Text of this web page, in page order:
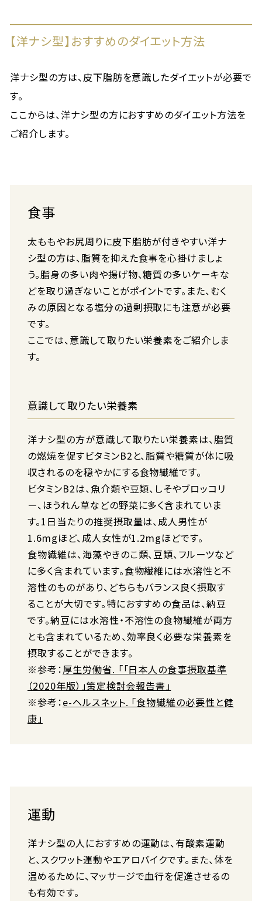
【洋ナシ型】おすすめのダイエット方法
洋ナシ型の方は、皮下脂肪を意識したダイエットが必要で
す。
ここからは、洋ナシ型の方におすすめのダイエット方法を
ご紹介します。
食事
太ももやお尻周りに皮下脂肪が付きやすい洋ナ
シ型の方は、脂質を抑えた食事を心掛けましょ
う。脂身の多い肉や揚げ物、糖質の多いケーキな
どを取り過ぎないことがポイントです。また、むく
みの原因となる塩分の過剰摂取にも注意が必要
です。
ここでは、意識して取りたい栄養素をご紹介しま
す。
意識して取りたい栄養素
洋ナシ型の方が意識して取りたい栄養素は、脂質
の燃焼を促すビタミンB2と、脂質や糖質が体に吸
収されるのを穏やかにする食物繊維です。
ビタミンB2は、魚介類や豆類、しそやブロッコリ
ー、ほうれん草などの野菜に多く含まれていま
す。1日当たりの推奨摂取量は、成人男性が
1.6mgほど、成人女性が1.2mgほどです。
食物繊維は、海藻やきのこ類、豆類、フルーツなど
に多く含まれています。食物繊維には水溶性と不
溶性のものがあり、どちらもバランス良く摂取す
ることが大切です。特におすすめの食品は、納豆
です。納豆には水溶性・不溶性の食物繊維が両方
とも含まれているため、効率良く必要な栄養素を
摂取することができます。
※参考：厚生労働省. 「「日本人の食事摂取基準
（2020年版）」策定検討会報告書」
※参考：e-ヘルスネット. 「食物繊維の必要性と健
康」
運動
洋ナシ型の人におすすめの運動は、有酸素運動
と、スクワット運動やエアロバイクです。また、体を
温めるために、マッサージで血行を促進させるの
も有効です。